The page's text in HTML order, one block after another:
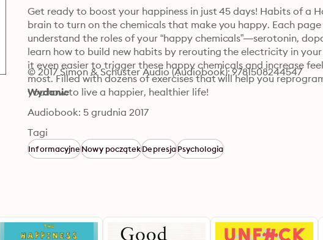
Get ready to boost your happiness in just 45 days! Habits of a
brain to turn on the chemicals that make you happy. Each
understand the roles of your “happy chemicals”—serotonin,
learn how to build new habits by rerouting the electricity in
it even easier to trigger these happy chemicals and increase
most. Filled with dozens of exercises that will help you
you how to live a happier, healthier life!
© 2017 Simon & Schuster Audio (Audiobook): 9781508244547
Wydanie
Audiobook: 5 grudnia 2017
Tagi
InformacyjneNowy początekDepresjaPsychologia